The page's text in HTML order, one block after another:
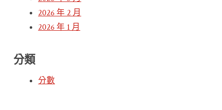
2026 年 2 月
2026 年 1 月
分類
分數